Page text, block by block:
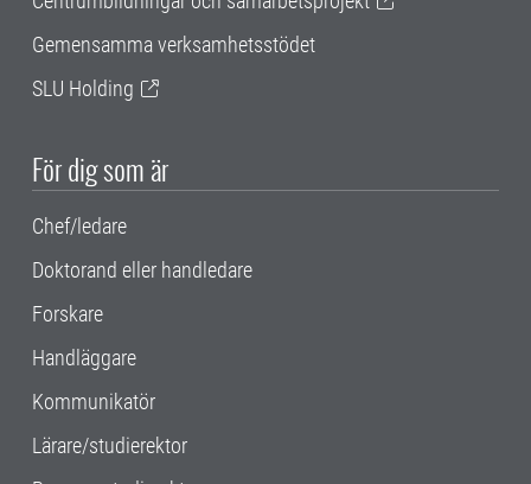
Gemensamma verksamhetsstödet
SLU Holding
För dig som är
Chef/ledare
Doktorand eller handledare
Forskare
Handläggare
Kommunikatör
Lärare/studierektor